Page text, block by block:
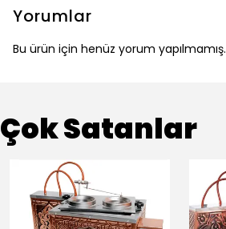
Yorumlar
Bu ürün için henüz yorum yapılmamış.
Çok Satanlar